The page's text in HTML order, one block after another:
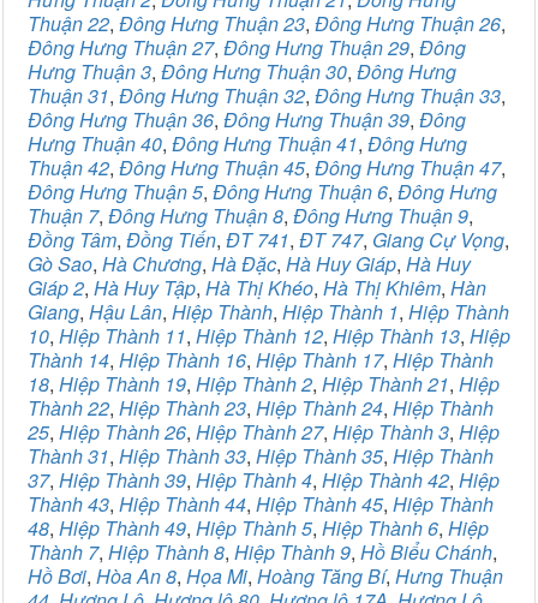
Thuận 22, Đông Hưng Thuận 23, Đông Hưng Thuận 26,
Đông Hưng Thuận 27, Đông Hưng Thuận 29, Đông
Hưng Thuận 3, Đông Hưng Thuận 30, Đông Hưng
Thuận 31, Đông Hưng Thuận 32, Đông Hưng Thuận 33,
Đông Hưng Thuận 36, Đông Hưng Thuận 39, Đông
Hưng Thuận 40, Đông Hưng Thuận 41, Đông Hưng
Thuận 42, Đông Hưng Thuận 45, Đông Hưng Thuận 47,
Đông Hưng Thuận 5, Đông Hưng Thuận 6, Đông Hưng
Thuận 7, Đông Hưng Thuận 8, Đông Hưng Thuận 9,
Đồng Tâm, Đồng Tiến, ĐT 741, ĐT 747, Giang Cự Vọng,
Gò Sao, Hà Chương, Hà Đặc, Hà Huy Giáp, Hà Huy
Giáp 2, Hà Huy Tập, Hà Thị Khéo, Hà Thị Khiêm, Hàn
Giang, Hậu Lân, Hiệp Thành, Hiệp Thành 1, Hiệp Thành
10, Hiệp Thành 11, Hiệp Thành 12, Hiệp Thành 13, Hiệp
Thành 14, Hiệp Thành 16, Hiệp Thành 17, Hiệp Thành
18, Hiệp Thành 19, Hiệp Thành 2, Hiệp Thành 21, Hiệp
Thành 22, Hiệp Thành 23, Hiệp Thành 24, Hiệp Thành
25, Hiệp Thành 26, Hiệp Thành 27, Hiệp Thành 3, Hiệp
Thành 31, Hiệp Thành 33, Hiệp Thành 35, Hiệp Thành
37, Hiệp Thành 39, Hiệp Thành 4, Hiệp Thành 42, Hiệp
Thành 43, Hiệp Thành 44, Hiệp Thành 45, Hiệp Thành
48, Hiệp Thành 49, Hiệp Thành 5, Hiệp Thành 6, Hiệp
Thành 7, Hiệp Thành 8, Hiệp Thành 9, Hồ Biểu Chánh,
Hồ Bơi, Hòa An 8, Họa Mi, Hoàng Tăng Bí, Hưng Thuận